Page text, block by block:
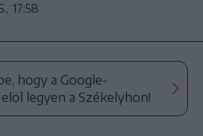
17:58
hogy a Google-
legyen a Székelyhon!